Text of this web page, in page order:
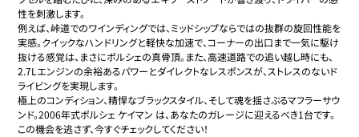
性を刺激します。
例えば、峠道でのワインディングでは、ミッドシップならではの抜群の旋回性能を
実感。クイックなハンドリングと軽快な加速で、コーナーの出口まで一気に駆け
抜ける感覚は、まさにポルシェの真骨頂。また、高速道路での追い越し時にも、
2.7Lエンジンの余裕あるパワーとダイレクトなレスポンスが、ストレスのないド
ライビングを実現します。
極上のコンディション、精悍なブラックスタイル、そして魂を揺さぶるマフラーサウ
ンド。2006年式ポルシェ ケイマン は、あなたのガレージに迎えるべき1台です。
この機会を逃さず、今すぐチェックしてください！